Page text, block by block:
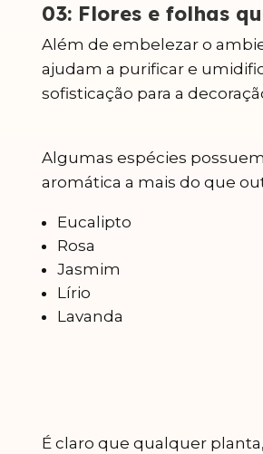
03: Flores e folhas
Além de embelezar o
ajudam a purificar e
sofisticação para a
Algumas espécies
aromática a mais do que
Eucalipto
Rosa
Jasmim
Lírio
Lavanda
É claro que qualquer